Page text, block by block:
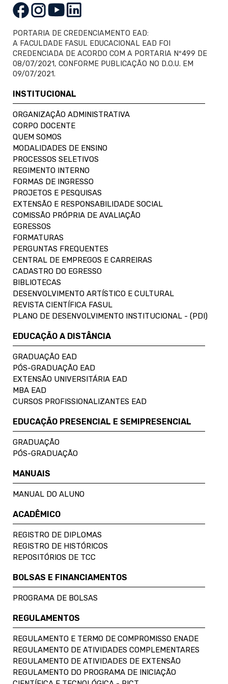
PORTARIA DE CREDENCIAMENTO EAD:
A FACULDADE FASUL EDUCACIONAL EAD FOI
CREDENCIADA DE ACORDO COM A PORTARIA Nº499 DE
08/07/2021, CONFORME PUBLICAÇÃO NO D.O.U. EM
09/07/2021.
INSTITUCIONAL
ORGANIZAÇÃO ADMINISTRATIVA
CORPO DOCENTE
QUEM SOMOS
MODALIDADES DE ENSINO
PROCESSOS SELETIVOS
REGIMENTO INTERNO
FORMAS DE INGRESSO
PROJETOS E PESQUISAS
EXTENSÃO E RESPONSABILIDADE SOCIAL
COMISSÃO PRÓPRIA DE AVALIAÇÃO
EGRESSOS
FORMATURAS
PERGUNTAS FREQUENTES
CENTRAL DE EMPREGOS E CARREIRAS
CADASTRO DO EGRESSO
BIBLIOTECAS
DESENVOLVIMENTO ARTÍSTICO E CULTURAL
REVISTA CIENTÍFICA FASUL
PLANO DE DESENVOLVIMENTO INSTITUCIONAL - (PDI)
EDUCAÇÃO A DISTÂNCIA
GRADUAÇÃO EAD
PÓS-GRADUAÇÃO EAD
EXTENSÃO UNIVERSITÁRIA EAD
MBA EAD
CURSOS PROFISSIONALIZANTES EAD
EDUCAÇÃO PRESENCIAL E SEMIPRESENCIAL
GRADUAÇÃO
PÓS-GRADUAÇÃO
MANUAIS
MANUAL DO ALUNO
ACADÊMICO
REGISTRO DE DIPLOMAS
REGISTRO DE HISTÓRICOS
REPOSITÓRIOS DE TCC
BOLSAS E FINANCIAMENTOS
PROGRAMA DE BOLSAS
REGULAMENTOS
REGULAMENTO E TERMO DE COMPROMISSO ENADE
REGULAMENTO DE ATIVIDADES COMPLEMENTARES
REGULAMENTO DE ATIVIDADES DE EXTENSÃO
REGULAMENTO DO PROGRAMA DE INICIAÇÃO